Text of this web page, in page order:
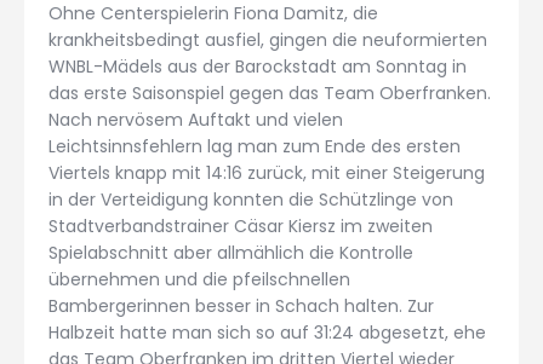
Ohne Centerspielerin Fiona Damitz, die
krankheitsbedingt ausfiel, gingen die neuformierten
WNBL-Mädels aus der Barockstadt am Sonntag in
das erste Saisonspiel gegen das Team Oberfranken.
Nach nervösem Auftakt und vielen
Leichtsinnsfehlern lag man zum Ende des ersten
Viertels knapp mit 14:16 zurück, mit einer Steigerung
in der Verteidigung konnten die Schützlinge von
Stadtverbandstrainer Cäsar Kiersz im zweiten
Spielabschnitt aber allmählich die Kontrolle
übernehmen und die pfeilschnellen
Bambergerinnen besser in Schach halten. Zur
Halbzeit hatte man sich so auf 31:24 abgesetzt, ehe